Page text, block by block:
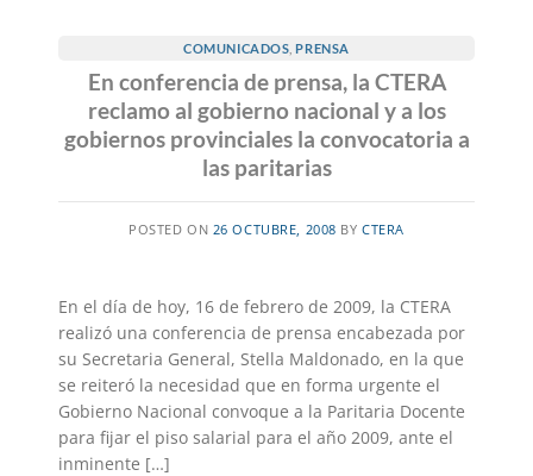
COMUNICADOS ,PRENSA
En conferencia de prensa, la CTERA
reclamo al gobierno nacional y a los
gobiernos provinciales la convocatoria a
las paritarias
POSTED ON 26 OCTUBRE, 2008 BY CTERA
En el día de hoy, 16 de febrero de 2009, la CTERA
realizó una conferencia de prensa encabezada por
su Secretaria General, Stella Maldonado, en la que
se reiteró la necesidad que en forma urgente el
Gobierno Nacional convoque a la Paritaria Docente
para fijar el piso salarial para el año 2009, ante el
inminente […]